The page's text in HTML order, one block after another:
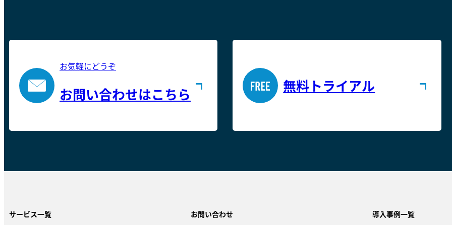
お気軽にどうぞ
お問い合わせはこちら 無料トライアル
サービス一覧 お問い合わせ 導入事例一覧